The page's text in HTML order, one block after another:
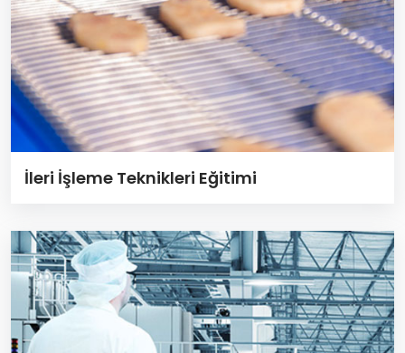
İleri İşleme Teknikleri Eğitimi